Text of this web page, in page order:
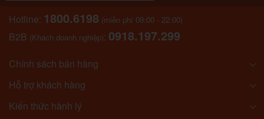
Hotline: 1800.6198 (miễn phí 09:00 - 22:00)
B2B (Khách doanh nghiệp): 0918.197.299
Chính sách bán hàng
Hỗ trợ khách hàng
Kiến thức hành lý